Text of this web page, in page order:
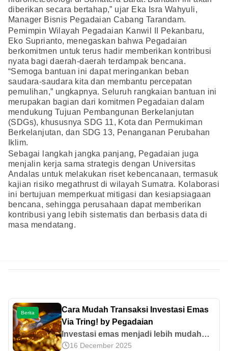
diberikan secara bertahap,” ujar Eka Isra Wahyuli,
Manager Bisnis Pegadaian Cabang Tarandam.
Pemimpin Wilayah Pegadaian Kanwil II Pekanbaru,
Eko Suprianto, menegaskan bahwa Pegadaian
berkomitmen untuk terus hadir memberikan kontribusi
nyata bagi daerah-daerah terdampak bencana.
“Semoga bantuan ini dapat meringankan beban
saudara-saudara kita dan membantu percepatan
pemulihan,” ungkapnya. Seluruh rangkaian bantuan ini
merupakan bagian dari komitmen Pegadaian dalam
mendukung Tujuan Pembangunan Berkelanjutan
(SDGs), khususnya SDG 11, Kota dan Permukiman
Berkelanjutan, dan SDG 13, Penanganan Perubahan
Iklim.
Sebagai langkah jangka panjang, Pegadaian juga
menjalin kerja sama strategis dengan Universitas
Andalas untuk melakukan riset kebencanaan, termasuk
kajian risiko megathrust di wilayah Sumatra. Kolaborasi
ini bertujuan memperkuat mitigasi dan kesiapsiagaan
bencana, sehingga perusahaan dapat memberikan
kontribusi yang lebih sistematis dan berbasis data di
masa mendatang.
Berita
Cara Mudah Transaksi Investasi Emas
Via Tring! by Pegadaian
Investasi emas menjadi lebih mudah
berkat fitur Tabungan Emas dan Cicil
16 December 2025